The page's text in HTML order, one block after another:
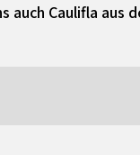
auch Caulifla